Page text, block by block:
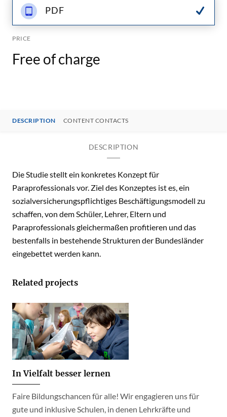
PDF
PRICE
Free of charge
DESCRIPTION CONTENT CONTACTS
DESCRIPTION
Die Studie stellt ein konkretes Konzept für
Paraprofessionals vor. Ziel des Konzeptes ist es, ein
sozialversicherungspflichtiges Beschäftigungsmodell zu
schaffen, von dem Schüler, Lehrer, Eltern und
Paraprofessionals gleichermaßen profitieren und das
bestenfalls in bestehende Strukturen der Bundesländer
eingebettet werden kann.
Related projects
In Vielfalt besser lernen
Faire Bildungschancen für alle! Wir engagieren uns für
gute und inklusive Schulen, in denen Lehrkräfte und